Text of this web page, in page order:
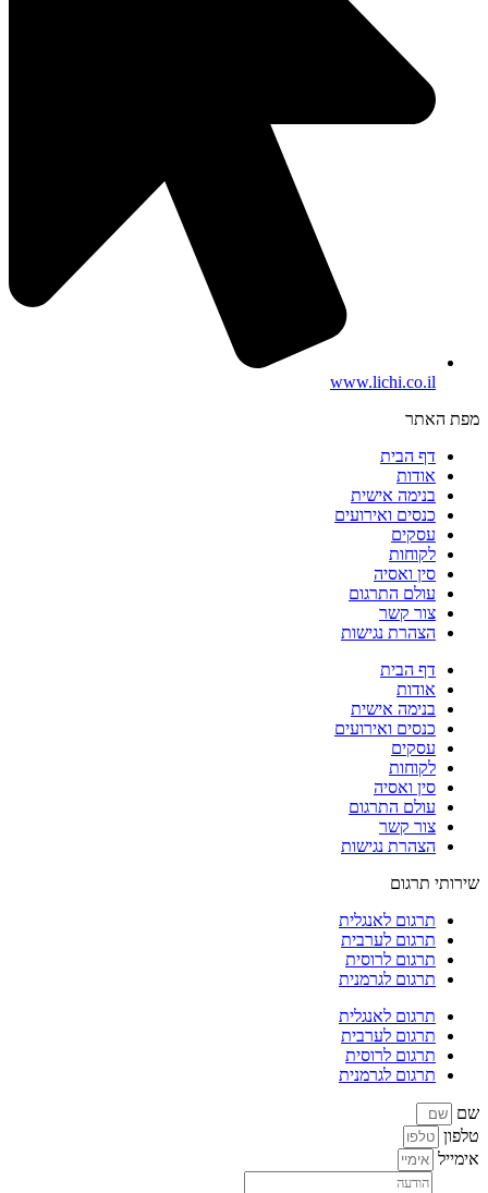
www.lichi.co.il
מפת האתר
דף הבית
אודות
בנימה אישית
כנסים ואירועים
עסקים
לקוחות
סין ואסיה
עולם התרגום
צור קשר
הצהרת נגישות
דף הבית
אודות
בנימה אישית
כנסים ואירועים
עסקים
לקוחות
סין ואסיה
עולם התרגום
צור קשר
הצהרת נגישות
שירותי תרגום
תרגום לאנגלית
תרגום לערבית
תרגום לרוסית
תרגום לגרמנית
תרגום לאנגלית
תרגום לערבית
תרגום לרוסית
תרגום לגרמנית
שם
טלפון
אימייל